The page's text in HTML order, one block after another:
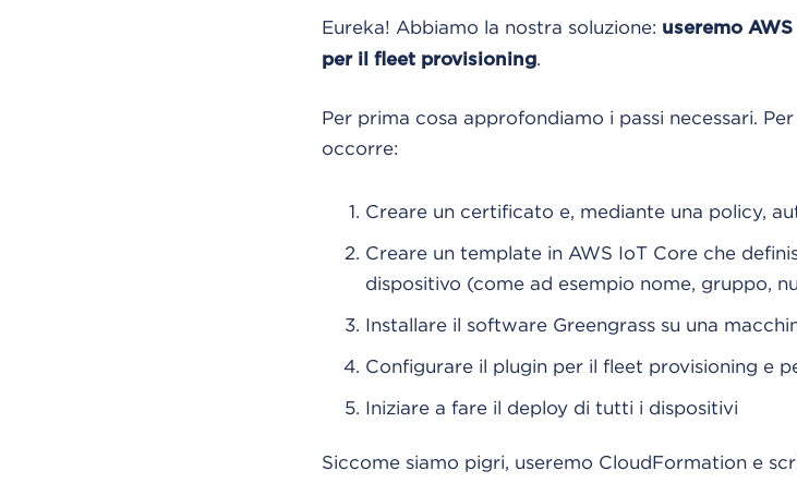
Eureka! Abbiamo la nostra soluzione: useremo
per il fleet provisioning.
Per prima cosa approfondiamo i passi necessari.
occorre:
Creare un certificato e, mediante una policy,
Creare un template in AWS IoT Core che
dispositivo (come ad esempio nome, gruppo,
Installare il software Greengrass su una
Configurare il plugin per il fleet provisioning e
Iniziare a fare il deploy di tutti i dispositivi
Siccome siamo pigri, useremo CloudFormation e